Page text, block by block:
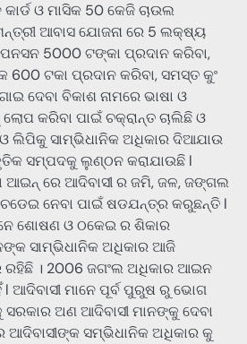
ଓ ମାସିକ 50 କେଜି ଚାଉଲ
ଆବାସ ଯୋଜନା ରେ 5 ଲକ୍ଷ୍ୟ
5000 ଟଙ୍କା ପ୍ରଦାନ କରିବା,
600 ଟକା ପ୍ରଦାନ କରିବା, ସମସ୍ତ କୁଂ
ଦେବା ବିକାଶ ନାମରେ ଭାଷା ଓ
କରିବା ପାଇଁ ଚକ୍ରାନ୍ତ ଚାଲିଛି ଓ
ଓ ଲିପିକୁ ସାମ୍ଭିଧାନିକ ଅଧିକାର ଦିଆଯାଉ
ସମ୍ପଦକୁ ଲୁଣ୍ଠନ କରାଯାଉଛି l
ଆଇନ୍ ରେ ଆଦିବାସୀ ର ଜମି, ଜଳ, ଜଙ୍ଗଲ
ନେବା ପାଇଁ ଷଡଯନ୍ତ୍ର କରୁଛନ୍ତି l
ଶୋଷଣ ଓ ଠକେଇ ର ଶିକାର
ସାମ୍ଭିଧାନିକ ଅଧିକାର ଆଜି
ରହିଛି । 2006 ଜଗଂଲ ଅଧିକାର ଆଇନ
l ଆଦିବାସୀ ମାନେ ପୂର୍ବ ପୁରୁଷ ରୁ ଭୋଗ
ଅଣ ଆଦିବାସୀ ମାନଙ୍କୁ ଦେବା
ଆଦିବାସୀଙ୍କ ସମ୍ଭିଧାନିକ ଅଧିକାର କୁ